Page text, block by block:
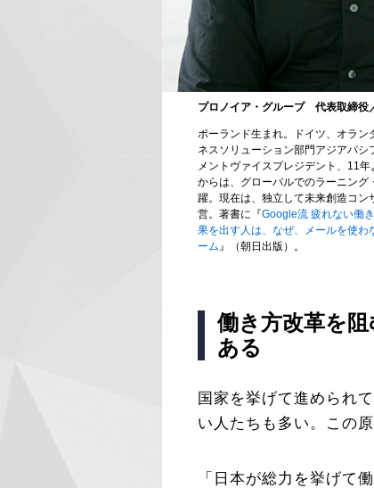
プロノイア・グループ 代表取締
ポーランド生まれ。ドイツ、オラ
ネスソリューション部門アジアパ
メントヴァイスプレジデント、11
からは、グローバルでのラーニン
躍。現在は、独立して未来創造コ
営。著書に『Google流 疲れない働
果を出す人は、なぜ、メールを使わ
ーム』（朝日出版）。
働き方改革を
ある
国家を挙げて進められ
い人たちも多い。この
「日本が総力を挙げて